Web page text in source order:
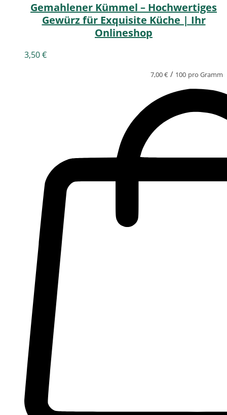
Gemahlener Kümmel – Hochwertiges
Gewürz für Exquisite Küche | Ihr
Onlineshop
3,50€
7,00€ / 100 pro Gramm